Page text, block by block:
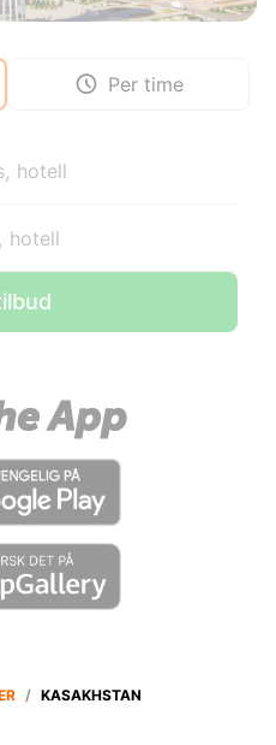
Per time
hotell
hotell
/ KASAKHSTAN